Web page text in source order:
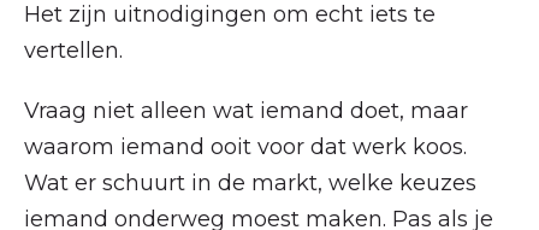
Het zijn uitnodigingen om echt iets te
vertellen.
Vraag niet alleen wat iemand doet, maar
waarom iemand ooit voor dat werk koos.
Wat er schuurt in de markt, welke keuzes
iemand onderweg moest maken. Pas als je